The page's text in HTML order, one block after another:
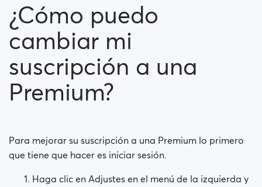
¿Cómo puedo cambiar mi suscripción a una
Premium?
¿Qué métodos de pago puedo utilizar?
¿El pago es seguro?
¿Mi suscripción se renovará automáticamente?
membresía?
¿Cómo puedo
cambiar mi
suscripción a una
Premium?
Para mejorar su suscripción a una Premium lo primero
que tiene que hacer es iniciar sesión.
Haga clic en Adjustes en el menú de la izquierda y